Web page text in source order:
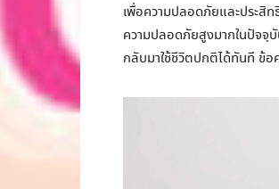
เพื่อความปลอดภัยและประสิ
ความปลอดภัยสูงมากในปัจจุ
กลับมาใช้ชีวิตปกติได้ทันที ข้อ